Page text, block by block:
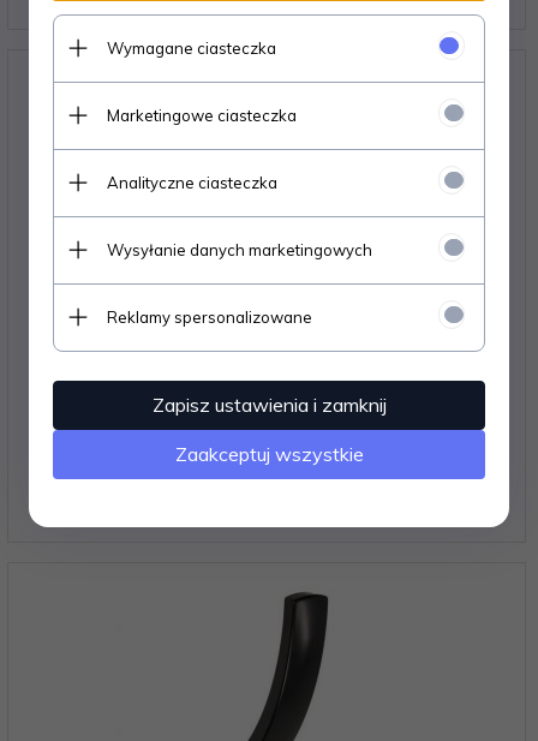
Wieszaczek na klucze - KLUCZE
34,44 PLN*
Wymagane ciasteczka
Marketingowe ciasteczka
Analityczne ciasteczka
Wysyłanie danych marketingowych
Reklamy spersonalizowane
Zapisz ustawienia i zamknij
Zaakceptuj wszystkie